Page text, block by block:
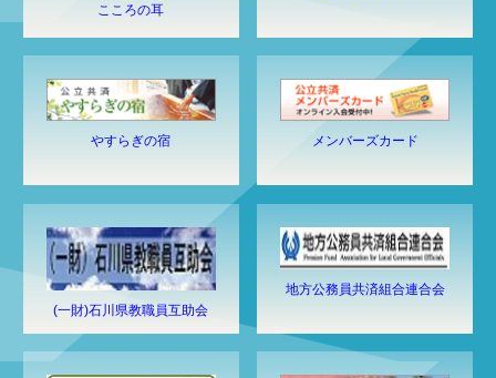
こころの耳
やすらぎの宿 メンバーズカード
(一財)石川県教職員互助会
地方公務員共済組合連合会